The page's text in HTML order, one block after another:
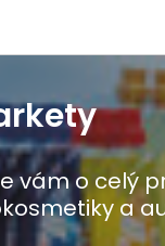
vám o celý
a